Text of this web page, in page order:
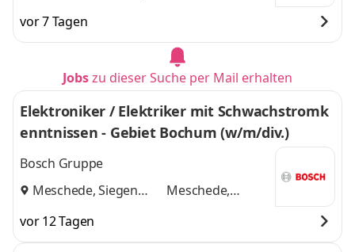
vor 7 Tagen
Jobszu dieser Suche per Mail erhalten
Elektroniker / Elektriker mit Schwachstromk
enntnissen - Gebiet Bochum (w/m/div.)
Bosch Gruppe
Meschede, Siegen
Meschede,
vor 12 Tagen